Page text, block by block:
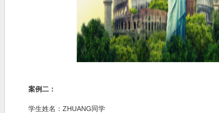
案例二：
学生姓名：ZHUANG同学